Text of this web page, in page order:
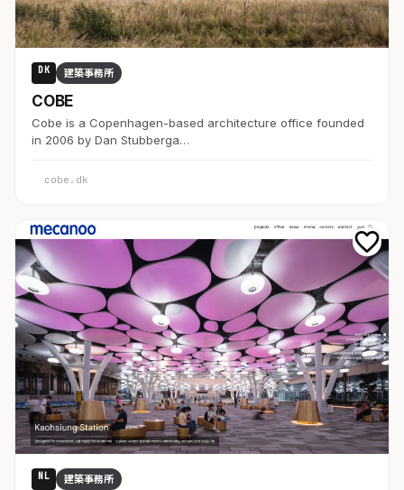
DK 建築事務所
COBE
Cobe is a Copenhagen-based architecture office founded
in 2006 by Dan Stubberga…
cobe.dk
NL 建築事務所